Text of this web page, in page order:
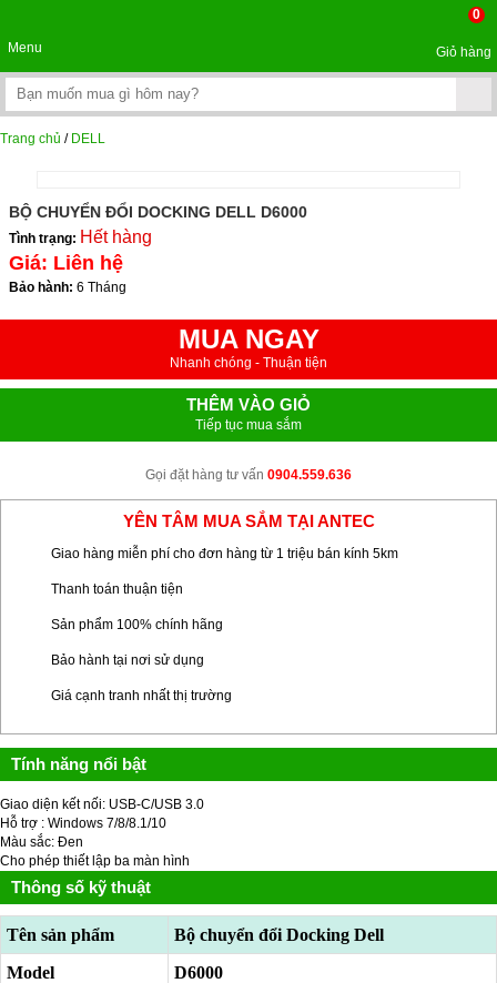
Menu
0
Giỏ hàng
Trang chủ / DELL
BỘ CHUYỂN ĐỔI DOCKING DELL D6000
Tình trạng: Hết hàng
Giá: Liên hệ
Bảo hành: 6 Tháng
MUA NGAY
Nhanh chóng - Thuận tiện
THÊM VÀO GIỎ
Tiếp tục mua sắm
Gọi đặt hàng tư vấn 0904.559.636
YÊN TÂM MUA SẮM TẠI ANTEC
Giao hàng miễn phí cho đơn hàng từ 1 triệu bán kính 5km
Thanh toán thuận tiện
Sản phẩm 100% chính hãng
Bảo hành tại nơi sử dụng
Giá cạnh tranh nhất thị trường
Tính năng nổi bật
Giao diện kết nối: USB-C/USB 3.0
Hỗ trợ : Windows 7/8/8.1/10
Màu sắc: Đen
Cho phép thiết lập ba màn hình
Thông số kỹ thuật
Tên sản phẩm
Bộ chuyển đổi Docking Dell
Model
D6000